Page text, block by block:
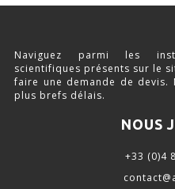
ACCESSOIRES ET
MODÈLES DE CADRES
BARRES D’OREILLES
Naviguez parmi les
scientifiques présents sur le
faire une demande de devis.
plus brefs délais.
NOUS
+33 (0)4